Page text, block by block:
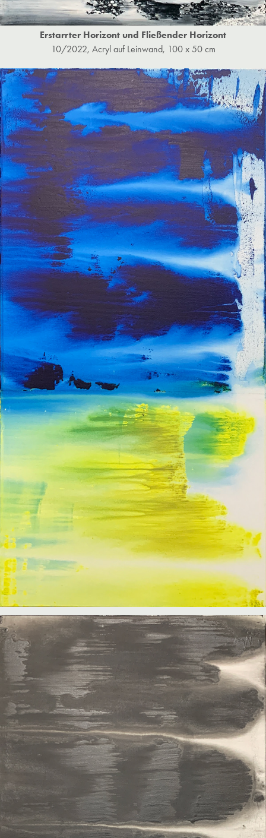
Erstarrter Horizont und Fließender Horizont
10/2022, Acryl auf Leinwand, 100 x 50 cm